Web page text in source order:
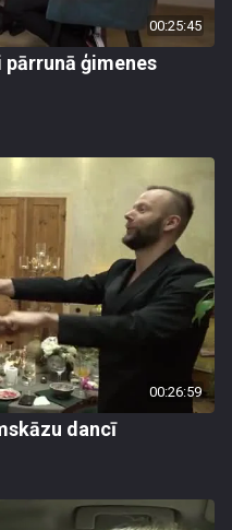
00:25:45
pārrunā ģimenes
00:26:59
dancī